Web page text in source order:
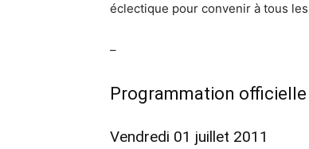
éclectique pour convenir à tous
–
Programmation
Vendredi 01 juillet 2011